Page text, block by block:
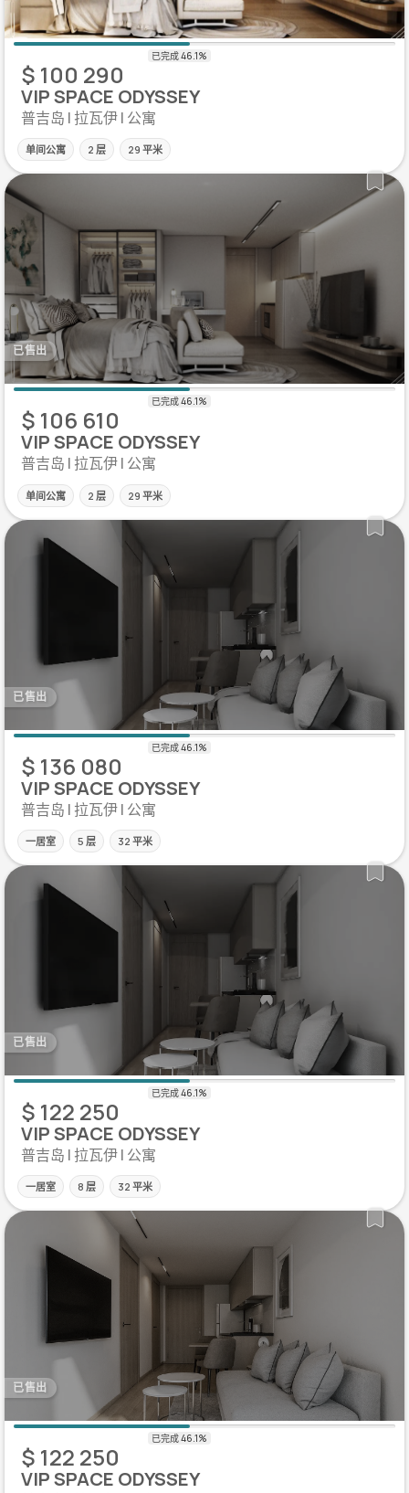
$ 100 290
VIP SPACE ODYSSEY
普吉岛 | 拉瓦伊 | 公寓
单间公寓 2 层 29 平米
已售出
$ 106 610
VIP SPACE ODYSSEY
普吉岛 | 拉瓦伊 | 公寓
单间公寓 2 层 29 平米
已售出
$ 136 080
VIP SPACE ODYSSEY
普吉岛 | 拉瓦伊 | 公寓
一居室 5 层 32 平米
已售出
$ 122 250
VIP SPACE ODYSSEY
普吉岛 | 拉瓦伊 | 公寓
一居室 8 层 32 平米
已售出
$ 122 250
VIP SPACE ODYSSEY